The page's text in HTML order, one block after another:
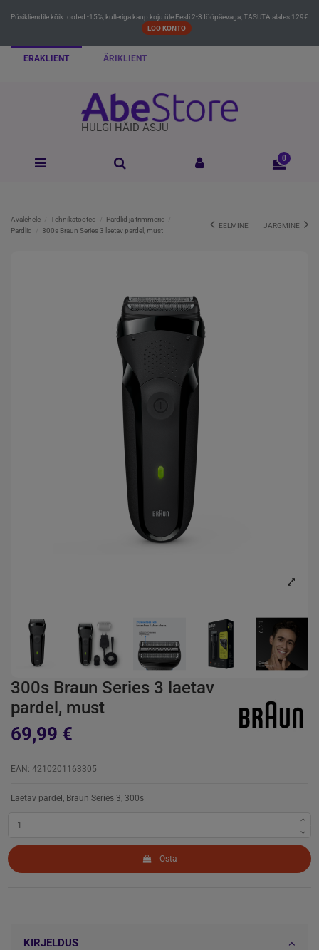
Püsikliendile kõik tooted -15%, kulleriga kaup koju üle Eesti 2-3 tööpäevaga, TASUTA alates 129€
LOO KONTO
ERAKLIENT ÄRIKLIENT
HULGI HÄID ASJU
0
Avalehele Tehnikatooted
Pardlid ja trimmerid
Pardlid
300s Braun Series 3 laetav pardel, must
EELMINE JÄRGMINE
300s Braun Series 3 laetav
pardel, must
69,99 €
EAN: 4210201163305
Laetav pardel, Braun Series 3, 300s
Osta
KIRJELDUS